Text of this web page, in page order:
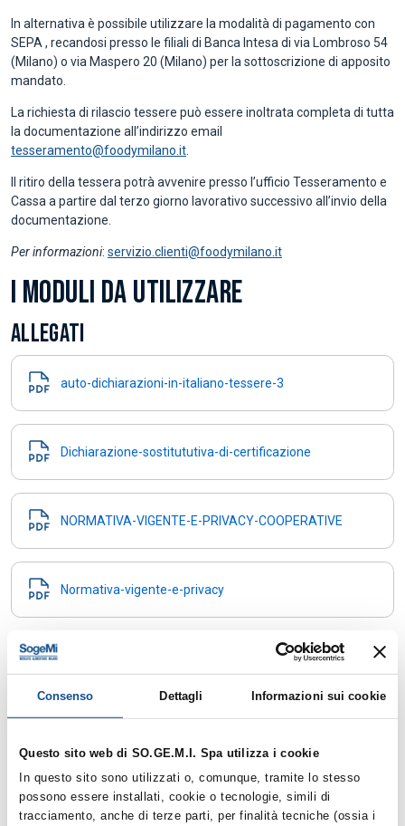
Consenso Dettagli Informazioni sui cookie
Questo sito web di SO.GE.M.I. Spa utilizza i cookie
In questo sito sono utilizzati o, comunque, tramite lo stesso
possono essere installati, cookie o tecnologie, simili di
tracciamento, anche di terze parti, per finalità tecniche (ossia i
In alternativa è possibile utilizzare la modalità di pagamento con
SEPA , recandosi presso le filiali di Banca Intesa di via Lombroso 54
(Milano) o via Maspero 20 (Milano) per la sottoscrizione di apposito
mandato.
La richiesta di rilascio tessere può essere inoltrata completa di tutta
la documentazione all’indirizzo email
tesseramento@foodymilano.it
Il ritiro della tessera potrà avvenire presso l’ufficio Tesseramento e
Cassa a partire dal terzo giorno lavorativo successivo all’invio della
documentazione.
Per informazioni: servizio.clienti@foodymilano.it
I MODULI DA UTILIZZARE
ALLEGATI
auto-dichiarazioni-in-italiano-tessere-3
Dichiarazione-sostitututiva-di-certificazione
NORMATIVA-VIGENTE-E-PRIVACY-COOPERATIVE
Normativa-vigente-e-privacy
CIRCOLARE-prot.-135-59-NUOVE-PROCEDURE-
internet nell'ottica della trasparenza, buona amministrazione e di
prevenzione dei fenomeni della corruzione (L.69/2009, L.213/2012,
Dlgs33/2013, L.190/2012, Decreto legislativo n. 97 del 25.05.2016).